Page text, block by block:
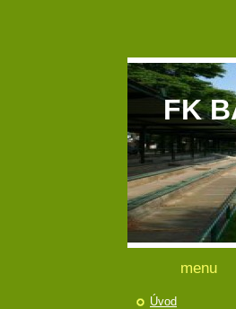
FK
menu
Úvod